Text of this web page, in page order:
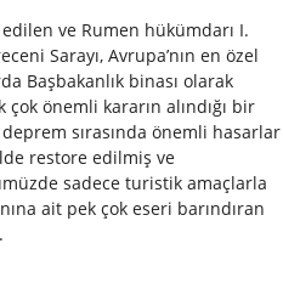
ve Rumen hükümdarı I.
Sarayı, Avrupa’nın en özel
Başbakanlık binası olarak
önemli kararın alındığı bir
sırasında önemli hasarlar
restore edilmiş ve
sadece turistik amaçlarla
ait pek çok eseri barındıran